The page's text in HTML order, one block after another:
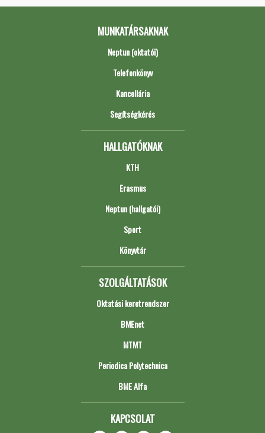
MUNKATÁRSAKNAK
Neptun (oktatói)
Telefonkönyv
Kancellária
Segítségkérés
HALLGATÓKNAK
KTH
Erasmus
Neptun (hallgatói)
Sport
Könyvtár
SZOLGÁLTATÁSOK
Oktatási keretrendszer
BMEnet
MTMT
Periodica Polytechnica
BME Alfa
KAPCSOLAT